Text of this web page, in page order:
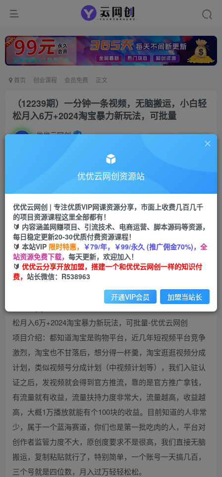
首页 创业课程 会员免费 正文
（12239期）一分钟一条视频，无脑搬运，小白轻
松月入6万+2024淘宝暴力新玩法，可批量
优优云网创 私信
云币 9.9 云币99
会员免费
立即购买
您当前未登录！建议登陆后购买，可保存购买订单
项目介绍：都知道淘宝是购物平台，近几年短视频平台竞争
激烈，淘宝也不甘落后，想分得一杯羹，淘宝逛逛视频分成
计划，类似视频号分成计划（中视频计划等），我们入驻认
证之后，发视频就会得到官方推流，靠的是官方推广拿钱，
有流量就有收益，流量扶持力度非常大，流量越高，收益越
高，大概1万播放就能有个100块的收益。目前知道的人非常
少，属于一个蓝海赛道，你们也是第一批吃肉的人，平台对
创作者监管力度不大，原创度要求不是很高，我们直接无脑
搬运，复制粘贴就行了，特别简单，一个账号一天搞几百，
三个号就是四位数，月入过万轻轻松松。
优优云网创资源站
优优云网创 | 专注优质VIP网课资源分享，市面上收费几百几千
的项目资源课程这里全部都有！
🔰 内容涵盖网赚项目、引流技术、电商运营、脚本源码等资源，
每日稳定更新20-30优质付费资源课程！
🔰 本站VIP 限时特惠， ￥79/年，￥99/永久 (推广佣金70%)， 全
站资源免费下载， 每天更新，欢迎加入！
🔰 优优云分享开放加盟，搭建一个和优优云网创一样的知识付
费， 站长微信：R538963
开通VIP会员 加盟当站长